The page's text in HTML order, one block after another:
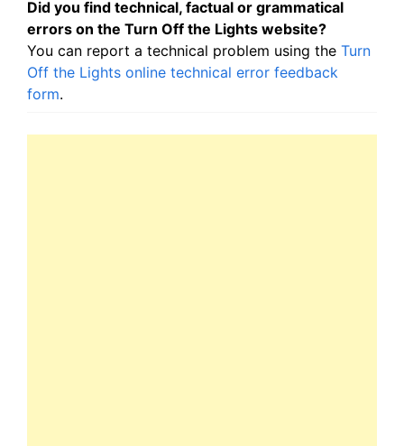
Did you find technical, factual or grammatical
errors on the Turn Off the Lights website?
You can report a technical problem using the Turn
Off the Lights online technical error feedback
form.